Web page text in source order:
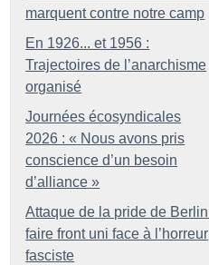
marquent contre notre camp
En 1926... et 1956 :
Trajectoires de l’anarchisme
organisé
Journées écosyndicales
2026 : « Nous avons pris
conscience d’un besoin
d’alliance »
Attaque de la pride de Berlin
faire front uni face à l’horreur
fasciste